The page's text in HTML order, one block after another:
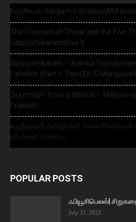
Koothu in Sangam
The Concept of Thinai and the Five
Silappathikaram|Siva V
Silappathikaram – Kamba
Parallels (Part – Two)|Dr.
‘Surrender’ from a biblical – Maliyam
Prakash
எழுத்தாளர் கவிஜியின் ‘கௌசிகாவைக்
விமர்சனப்பார்வை
POPULAR POSTS
ஃபியூசிபெலஸ்|
July 31, 2023